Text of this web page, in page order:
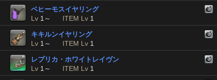
ベヒーモスイヤリング
Lv 1～ ITEM Lv 1
キキルンイヤリング
Lv 1～ ITEM Lv 1
レプリカ・ホワイトレイヴン
Lv 1～ ITEM Lv 1